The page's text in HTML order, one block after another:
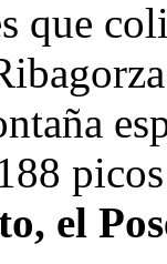
que
el